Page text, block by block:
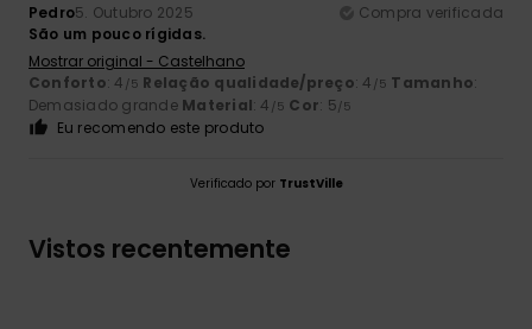
Pedro5. Outubro 2025
Compra verificada
São um pouco rígidas.
Mostrar original - Castelhano
Conforto: 4 /5 Relação qualidade/preço: 4 /5 Tamanho:
Demasiado grande Material: 4 /5 Cor: 5/5
Eu recomendo este produto
Verificado por TrustVille
Vistos recentemente